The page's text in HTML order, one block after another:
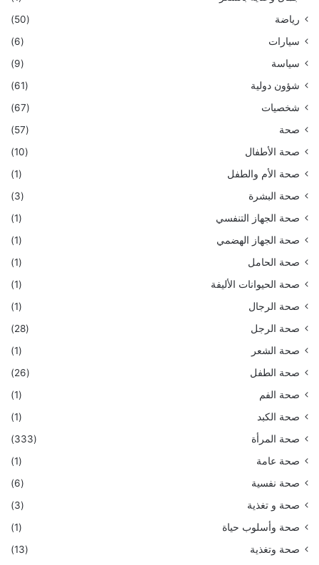
رياضة
(50)
سيارات
(6)
سياسة
(9)
شؤون دولية
(61)
شخصيات
(67)
صحة
(57)
صحة الأطفال
(10)
صحة الأم والطفل
(1)
صحة البشرة
(3)
صحة الجهاز التنفسي
(1)
صحة الجهاز الهضمي
(1)
صحة الحامل
(1)
صحة الحيوانات الأليفة
(1)
صحة الرجال
(1)
صحة الرجل
(28)
صحة الشعر
(1)
صحة الطفل
(26)
صحة الفم
(1)
صحة الكبد
(1)
صحة المرأة
(333)
صحة عامة
(1)
صحة نفسية
(6)
صحة و تغذية
(3)
صحة وأسلوب حياة
(1)
صحة وتغذية
(13)